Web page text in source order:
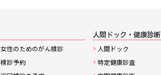
女性のためのがん検診
検診予約
人間ドック・健康診断
人間ドック
特定健康診査